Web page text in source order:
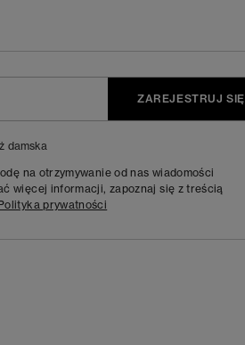
ZAREJESTRUJ SIĘ
damska
na otrzymywanie od nas wiadomości
więcej informacji, zapoznaj się z treścią
prywatności